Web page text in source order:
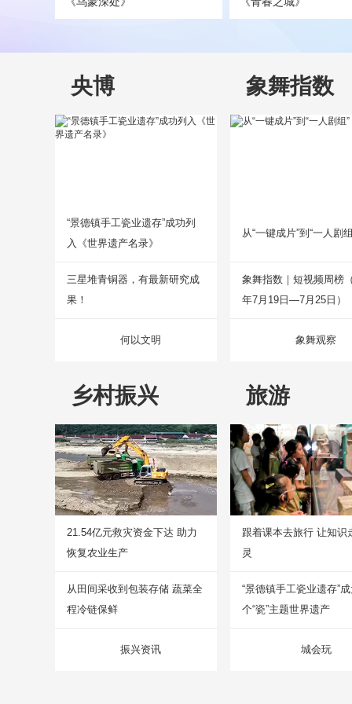
央博
“景德镇手工瓷业遗存”成功列
入《世界遗产名录》
三星堆青铜器，有最新研究成
果！
何以文明
象舞指数
从“一键成片”到“一人剧
象舞指数｜短视频周榜
年7月19日—7月25日）
象舞观察
乡村振兴
21.54亿元救灾资金下达 助力
恢复农业生产
从田间采收到包装存储 蔬菜全
程冷链保鲜
振兴资讯
旅游
跟着课本去旅行 让知识
灵
“景德镇手工瓷业遗存”
个“瓷”主题世界遗产
城会玩